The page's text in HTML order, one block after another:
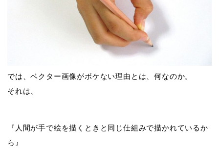
では、ベクター画像がボケない理由とは、何なのか。
それは、
『人間が手で絵を描くときと同じ仕組みで描かれているか
ら』